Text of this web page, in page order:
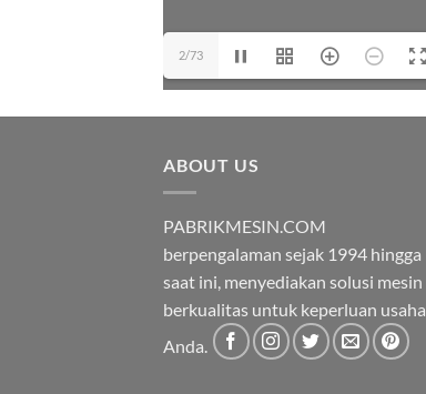
2/73
ABOUT US
PABRIKMESIN.COM
berpengalaman sejak 1994 hingga
saat ini, menyediakan solusi mesin
berkualitas untuk keperluan usaha
Anda.